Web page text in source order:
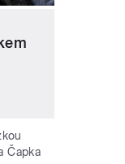
Čapka